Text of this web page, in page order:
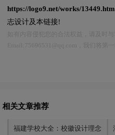
https://logo9.net/works/
志设计及本链接!
相关文章推荐
福建学校大全：校徽设计理念